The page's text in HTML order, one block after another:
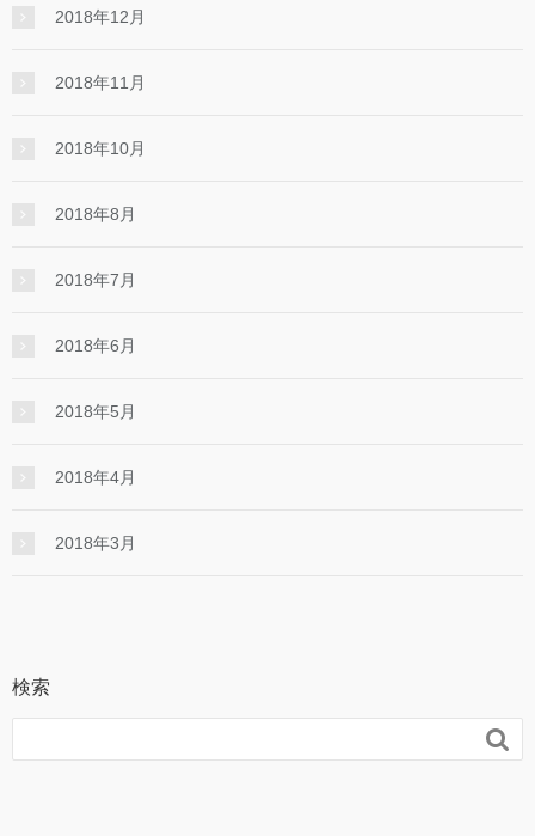
2018年12月
2018年11月
2018年10月
2018年8月
2018年7月
2018年6月
2018年5月
2018年4月
2018年3月
検索
